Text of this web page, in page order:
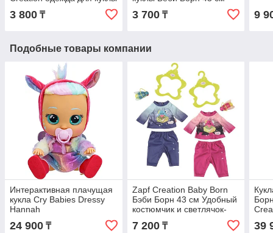
Baby Born "В погоне за
модой"
3 800 ₸ 3 700₸ 9
Подобные товары компании
Интерактивная плачущая
кукла Cry Babies Dressy
Hannah
24 900 ₸
Zapf Creation Baby Born
Бэби Борн 43 см Удобный
костюмчик и светлячок-
7 200₸ 39